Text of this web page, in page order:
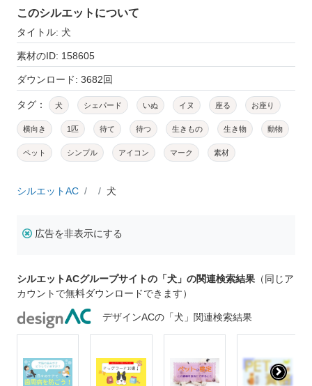
このシルエットについて
タイトル: 犬
素材のID: 158605
ダウンロード: 3682回
タグ： 犬 シェパード いぬ イヌ 座る お座り
横向き 1匹 待て 待つ 生きもの 生き物 動物
ペット シンプル アイコン マーク 素材
シルエットAC 犬
広告を非表示にする
シルエットACグループサイトの「犬」の関連検索結果 （同じア
カウントで無料ダウンロードできます）
デザインACの「犬」関連検索結果